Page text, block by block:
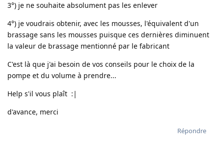
3°) je ne souhaite absolument pas les enlever
4°) je voudrais obtenir, avec les mousses, l'équivalent d'un
brassage sans les mousses puisque ces dernières diminuent
la valeur de brassage mentionné par le fabricant
C'est là que j'ai besoin de vos conseils pour le choix de la
pompe et du volume à prendre...
Help s'il vous plaît :|
d'avance, merci
Répondre